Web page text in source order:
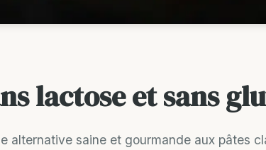
lactose et sans
saine et gourmande aux pâtes